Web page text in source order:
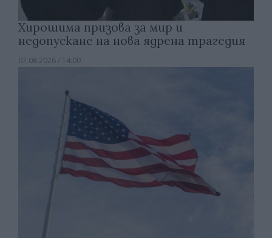
Хирошима призова за мир и
недопускане на нова ядрена трагедия
07.08.2026 / 14:00